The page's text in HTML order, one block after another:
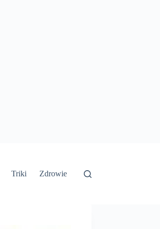
Triki Zdrowie